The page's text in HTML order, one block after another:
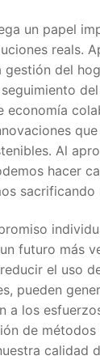
un papel
reals.
del
economía
Al
hacer
futuro más
el uso
pueden
a los
de
calidad